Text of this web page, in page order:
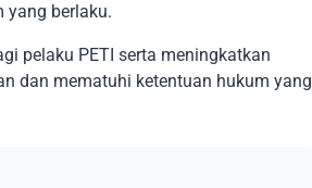
yang berlaku.
pelaku PETI serta meningkatkan
dan mematuhi ketentuan hukum yang